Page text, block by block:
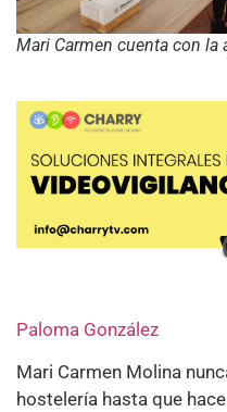
Mari Carmen cuenta con la
Paloma González
Mari Carmen Molina
hostelería hasta que